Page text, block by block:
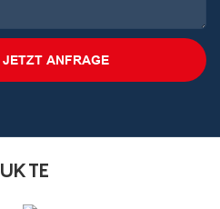
JETZT ANFRAGE